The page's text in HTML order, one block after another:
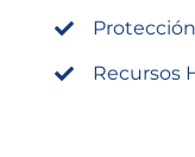
Recursos